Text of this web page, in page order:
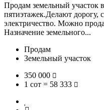
Продам земельный участок
пятиэтажек.Делают дорогу,
электричество. Можно
Назначение земельного...
Продам
Земельный участок
350 000
1 сот = 58 333